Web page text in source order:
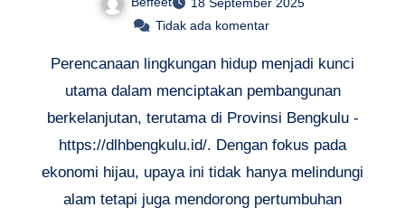
18 September 2025
Tidak ada komentar
Perencanaan lingkungan hidup menjadi kunci
utama dalam menciptakan pembangunan
berkelanjutan, terutama di Provinsi Bengkulu -
https://dlhbengkulu.id/. Dengan fokus pada
ekonomi hijau, upaya ini tidak hanya melindungi
alam tetapi juga mendorong pertumbuhan